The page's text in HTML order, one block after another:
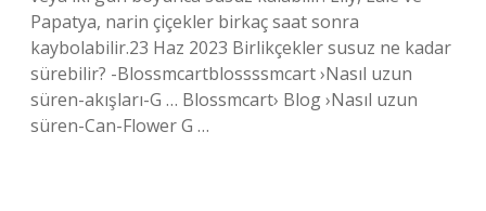
Papatya, narin çiçekler birkaç saat sonra
kaybolabilir.23 Haz 2023 Birlikçekler susuz ne kadar
sürebilir? -Blossmcartblossssmcart ›Nasıl uzun
süren-akışları-G … Blossmcart› Blog ›Nasıl uzun
süren-Can-Flower G …